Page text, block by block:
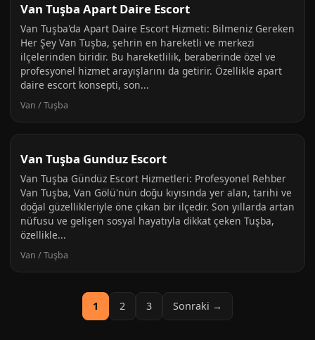
Van Tuşba Apart Daire Escort
Van Tuşba'da Apart Daire Escort Hizmeti: Bilmeniz Gereken
Her Şey Van Tuşba, şehrin en hareketli ve merkezi
ilçelerinden biridir. Bu hareketlilik, beraberinde özel ve
profesyonel hizmet arayışlarını da getirir. Özellikle apart
daire escort konsepti, son...
Van / Tuşba
Van Tuşba Gunduz Escort
Van Tuşba Gündüz Escort Hizmetleri: Profesyonel Rehber
Van Tuşba, Van Gölü'nün doğu kıyısında yer alan, tarihi ve
doğal güzellikleriyle öne çıkan bir ilçedir. Son yıllarda artan
nüfusu ve gelişen sosyal hayatıyla dikkat çeken Tuşba,
özellikle...
Van / Tuşba
1 2 3 Sonraki →